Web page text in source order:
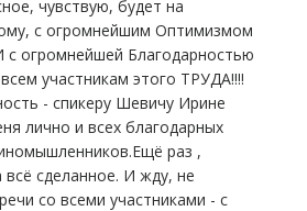
чувствую, будет на
с огромнейшим Оптимизмом
с огромнейшей Благодарностью
участникам этого ТРУДА!!!!
- спикеру Шевичу Ирине
лично и всех благодарных
раз ,
сделанное. И жду, не
со всеми участниками - с